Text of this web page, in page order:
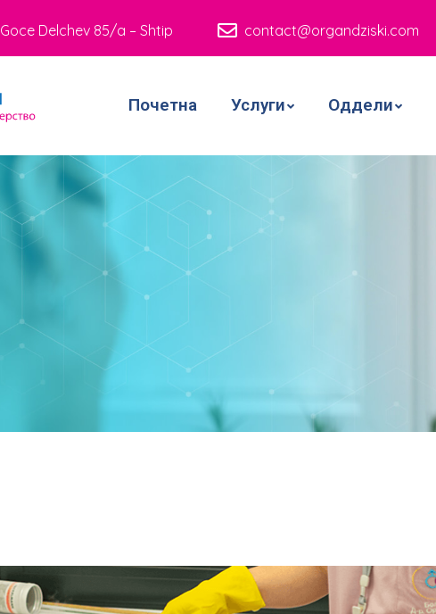
Goce Delchev 85/a – Shtip contact@organdziski.com
Почетна Услуги Оддели